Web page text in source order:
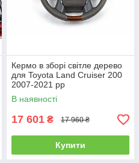
Кермо в зборі світле дерево
для Toyota Land Cruiser 200
2007-2021 рр
В наявності
17 601 ₴ 17 960 ₴
Купити